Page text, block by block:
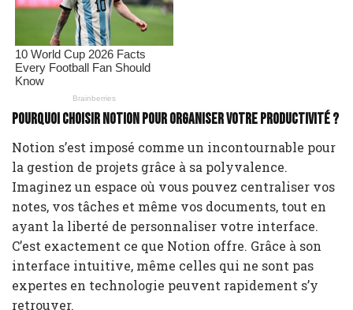
Pourquoi choisir Notion pour organiser votre productivité ?
Notion s’est imposé comme un incontournable pour
la gestion de projets grâce à sa polyvalence.
Imaginez un espace où vous pouvez centraliser vos
notes, vos tâches et même vos documents, tout en
ayant la liberté de personnaliser votre interface.
C’est exactement ce que Notion offre. Grâce à son
interface intuitive, même celles qui ne sont pas
expertes en technologie peuvent rapidement s’y
retrouver.